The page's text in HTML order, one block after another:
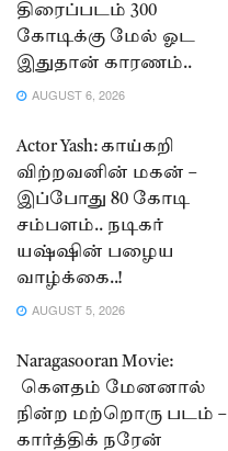
திரைப்படம் 300
கோடிக்கு மேல் ஓட
இதுதான் காரணம்..
AUGUST 6, 2026
Actor Yash: காய்கறி
விற்றவனின் மகன் –
இப்போது 80 கோடி
சம்பளம்.. நடிகர்
யஷ்ஷின் பழைய
வாழ்க்கை..!
AUGUST 5, 2026
Naragasooran Movie:
கௌதம் மேனனால்
நின்ற மற்றொரு படம் –
கார்த்திக் நரேன்